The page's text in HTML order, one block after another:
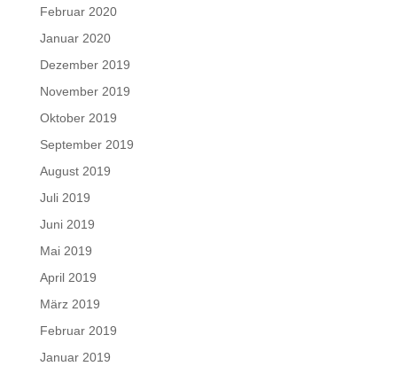
Februar 2020
Januar 2020
Dezember 2019
November 2019
Oktober 2019
September 2019
August 2019
Juli 2019
Juni 2019
Mai 2019
April 2019
März 2019
Februar 2019
Januar 2019